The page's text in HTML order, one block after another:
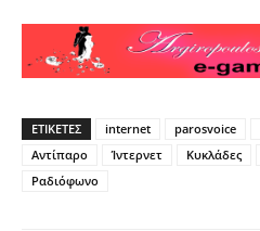
ΕΤΙΚΕΤΕΣ internet parosvoice
Αντίπαρο
Ίντερνετ Κυκλάδες
Ραδιόφωνο